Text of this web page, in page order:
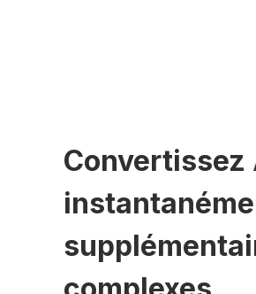
Convertissez